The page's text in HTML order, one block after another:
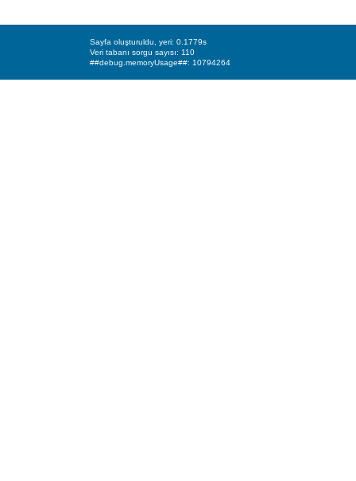
Sayfa oluşturuldu, yeri: 0.1779s
Veri tabanı sorgu sayısı: 110
##debug.memoryUsage##: 10794264